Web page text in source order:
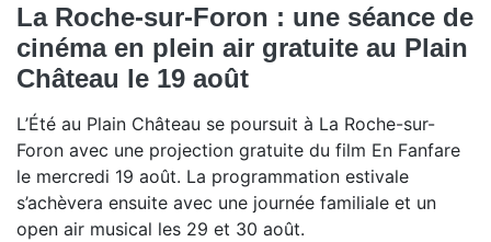
La Roche-sur-Foron : une séance de
cinéma en plein air gratuite au Plain
Château le 19 août
L’Été au Plain Château se poursuit à La Roche-sur-
Foron avec une projection gratuite du film En Fanfare
le mercredi 19 août. La programmation estivale
s’achèvera ensuite avec une journée familiale et un
open air musical les 29 et 30 août.